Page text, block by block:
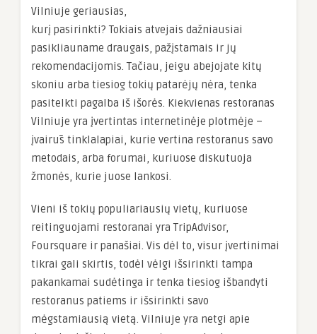
Vilniuje geriausias,
kurį pasirinkti? Tokiais atvejais dažniausiai
pasikliauname draugais, pažįstamais ir jų
rekomendacijomis. Tačiau, jeigu abejojate kitų
skoniu arba tiesiog tokių patarėjų nėra, tenka
pasitelkti pagalba iš išorės. Kiekvienas restoranas
Vilniuje yra įvertintas internetinėje plotmėje –
įvairūs tinklalapiai, kurie vertina restoranus savo
metodais, arba forumai, kuriuose diskutuoja
žmonės, kurie juose lankosi.
Vieni iš tokių populiariausių vietų, kuriuose
reitinguojami restoranai yra TripAdvisor,
Foursquare ir panašiai. Vis dėl to, visur įvertinimai
tikrai gali skirtis, todėl vėlgi išsirinkti tampa
pakankamai sudėtinga ir tenka tiesiog išbandyti
restoranus patiems ir išsirinkti savo
mėgstamiausią vietą. Vilniuje yra netgi apie